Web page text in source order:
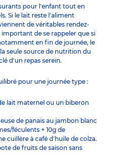
pour l'enfant tout en
Si le lait reste l'aliment
de véritables rendez-
de se rappeler que si
en fin de journée, le
seule source de nutrition du
d'un repas serein.
pour une journée type :
lait maternel ou un biberon
de panais au jambon blanc
féculents + 10g de
cuillère à café d'huile de colza.
de fruits de saison sans